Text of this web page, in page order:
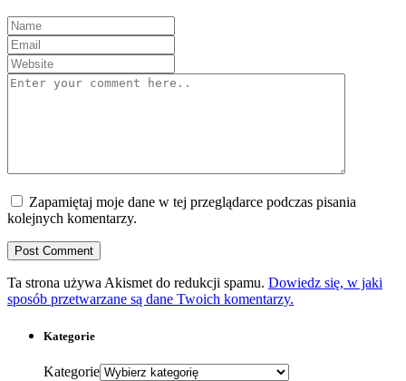
Zapamiętaj moje dane w tej przeglądarce podczas pisania
kolejnych komentarzy.
Ta strona używa Akismet do redukcji spamu. Dowiedz się, w jaki
sposób przetwarzane są dane Twoich komentarzy.
Kategorie
Kategorie